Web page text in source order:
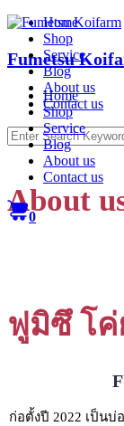
Skip
content
Fumetsu
Home
Shop
Service
Blog
About us
Contact us
0
Home
Shop
Service
Blog
About us
Contact us
Search
for:
About
ฟูมิซึ โ
ก่อตั้งปี 2022 เป็น